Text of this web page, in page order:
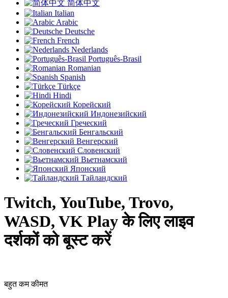
简体中文
Italian
Arabic
Deutsche
French
Nederlands
Português-Brasil
Romanian
Spanish
Türkçe
Hindi
Корейский
Индонезийский
Греческий
Бенгальский
Венгерский
Словенский
Вьетнамский
Японский
Тайландский
Twitch, YouTube, Trovo,
WASD, VK Play के लिए लाइव
दर्शकों को बूस्ट करें
बहुत कम कीमत